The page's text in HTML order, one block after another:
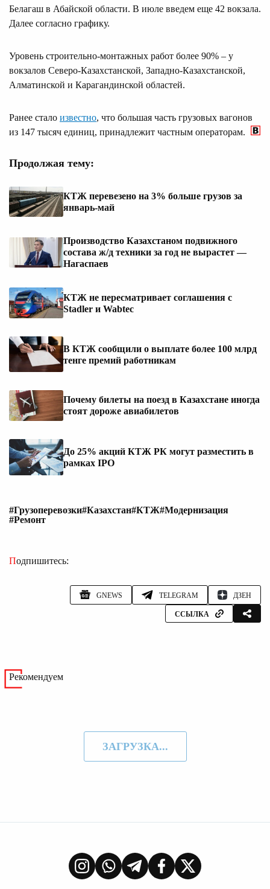
Белагаш в Абайской области. В июле введем еще 42 вокзала.
Далее согласно графику.
Уровень строительно-монтажных работ более 90% – у
вокзалов Северо-Казахстанской, Западно-Казахстанской,
Алматинской и Карагандинской областей.
Ранее стало известно, что большая часть грузовых вагонов
из 147 тысяч единиц, принадлежит частным операторам.
Продолжая тему:
КТЖ перевезено на 3% больше грузов за
январь-май
Производство Казахстаном подвижного
состава ж/д техники за год не вырастет —
Нагаспаев
КТЖ не пересматривает соглашения с
Stadler и Wabtec
В КТЖ сообщили о выплате более 100 млрд
тенге премий работникам
Почему билеты на поезд в Казахстане иногда
стоят дороже авиабилетов
До 25% акций КТЖ РК могут разместить в
рамках IPO
#Грузоперевозки#Казахстан#КТЖ#Модернизация
#Ремонт
Подпишитесь:
GNEWS TELEGRAM ДЗЕН
ССЫЛКА
Рекомендуем
ЗАГРУЗКА...